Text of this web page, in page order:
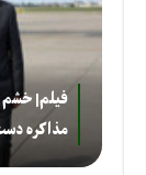
فیلم|
مذاکره